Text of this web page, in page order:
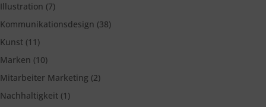
Illustration (7)
Kommunikationsdesign (38)
Kunst (11)
Marken (10)
Mitarbeiter Marketing (2)
Nachhaltigkeit (1)